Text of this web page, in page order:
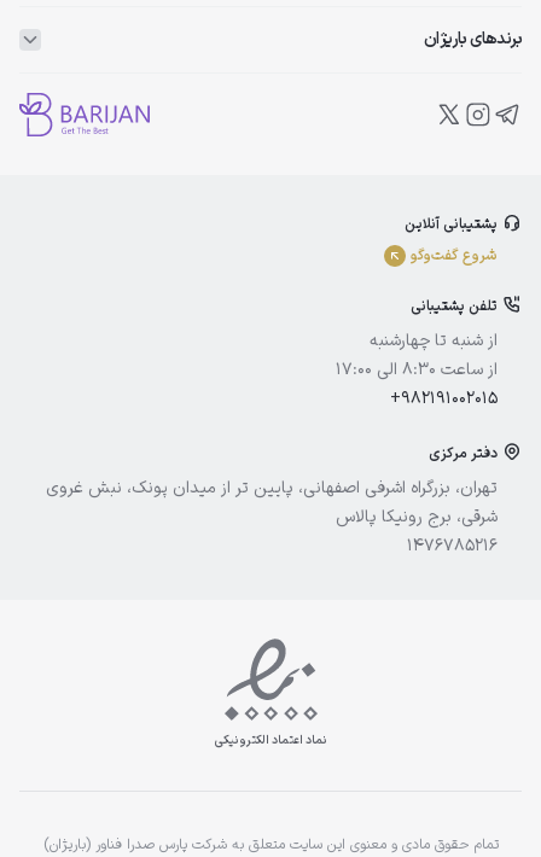
برندهای باریژان
ویتالیر
الوینا
آیسول
پشتیبانی آنلاین
شروع گفت‌و‌گو
تلفن پشتیبانی
از شنبه تا چهارشنبه
از ساعت 8:30 الی 17:00
+982191002015
دفتر مرکزی
تهران، بزرگراه اشرفی اصفهانی، پایین تر از میدان پونک، نبش غروی
شرقی، برج رونیکا پالاس
1476785216
نماد اعتماد الکترونیکی
تمام حقوق مادی و معنوی این سایت متعلق به شرکت پارس صدرا فناور (باریژان)